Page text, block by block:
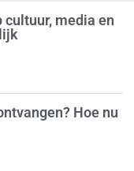
cultuur, media en
Hoe nu